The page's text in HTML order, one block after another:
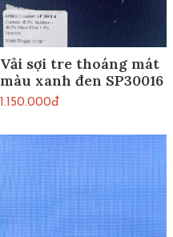
Vải sợi tre thoáng mát
màu xanh đen SP30016
1.150.000đ